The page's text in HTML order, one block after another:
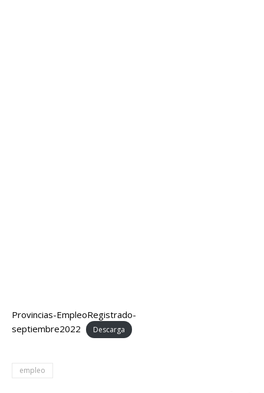
Provincias-EmpleoRegistrado-
septiembre2022
Descarga
empleo